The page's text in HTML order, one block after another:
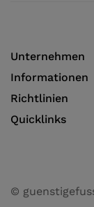
Unternehmen
Informationen​
Richtlinien
Quicklinks
©